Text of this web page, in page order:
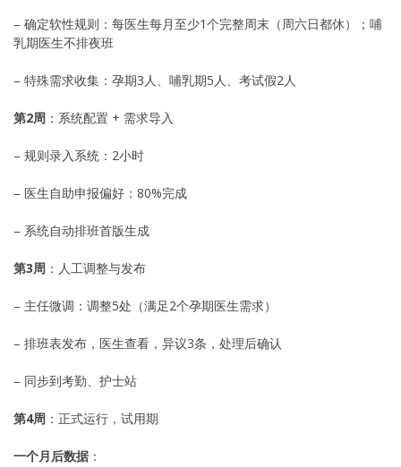
– 确定软性规则：每医生每月至少1个完整周末（周六日都休）；哺
乳期医生不排夜班
– 特殊需求收集：孕期3人、哺乳期5人、考试假2人
第2周 ：系统配置 + 需求导入
– 规则录入系统：2小时
– 医生自助申报偏好：80%完成
– 系统自动排班首版生成
第3周 ：人工调整与发布
– 主任微调：调整5处（满足2个孕期医生需求）
– 排班表发布，医生查看，异议3条，处理后确认
– 同步到考勤、护士站
第4周 ：正式运行，试用期
一个月后数据 ：